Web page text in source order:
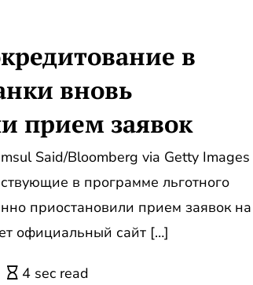
в
вновь
прием заявок
Said/Bloomberg via Getty Images
в программе льготного
приостановили прием заявок на
официальный сайт […]
4 sec read